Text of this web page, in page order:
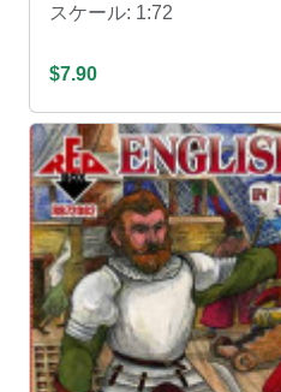
スケール: 1:72
$7.90